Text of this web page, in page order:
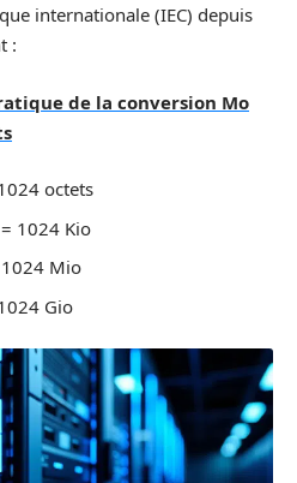
internationale (IEC) depuis
:
de la conversion Mo
octets
1024 Kio
Mio
Gio